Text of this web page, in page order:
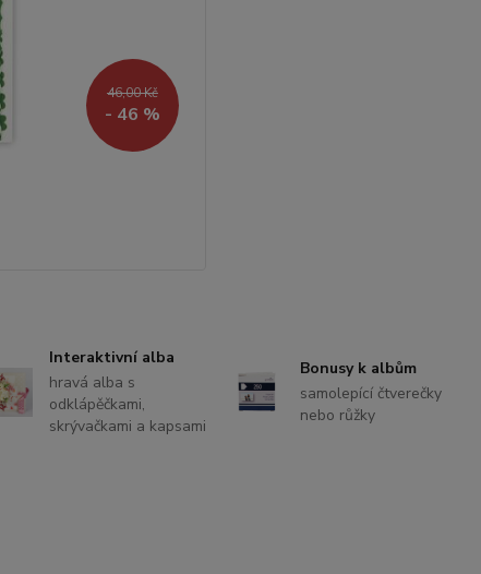
46,00 Kč
- 46 %
Interaktivní alba
hravá alba s
odklápěčkami,
skrývačkami a kapsami
Bonusy k albům
samolepící čtverečky
nebo růžky